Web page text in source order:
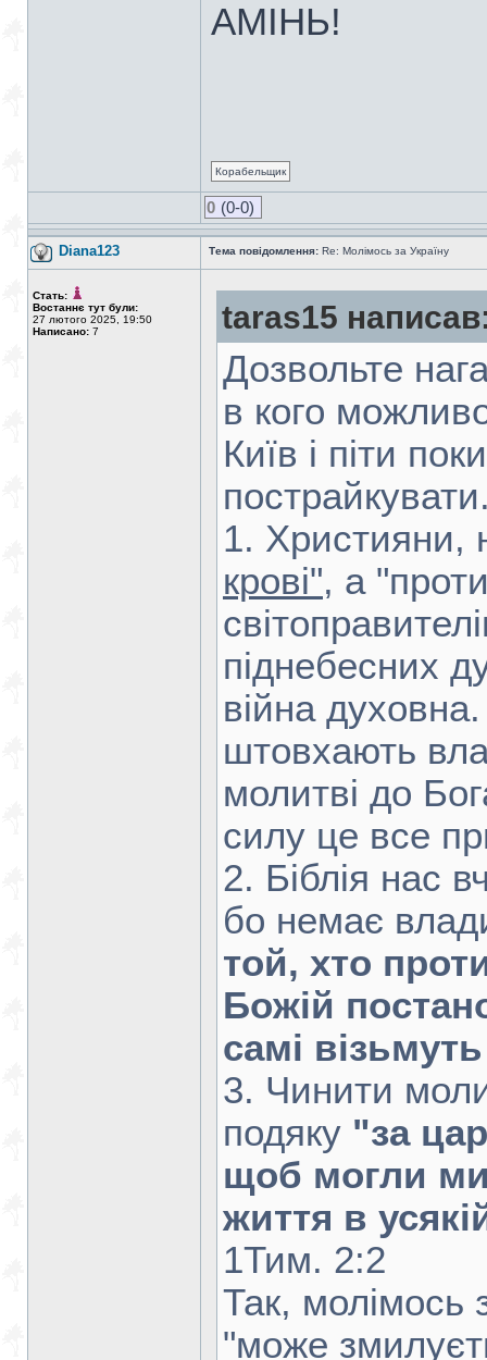
АМІНЬ!
Корабельщик
0 (0-0)
Diana123 Тема повідомлення: Re: Молімось за Україну
Стать:
Востаннє тут були:
27 лютого 2025, 19:50
Написано: 7 taras15
Дозвольте
в кого
Київ і піти
1. Християни,
крові", а
піднебесних
війна
штовхають
молитві до
силу це все
2. Біблія нас
бо немає
той, хто
Божій
самі
3. Чинити
подяку "за
щоб могли
життя в
1Тим. 2:2
Так, молімось
"може